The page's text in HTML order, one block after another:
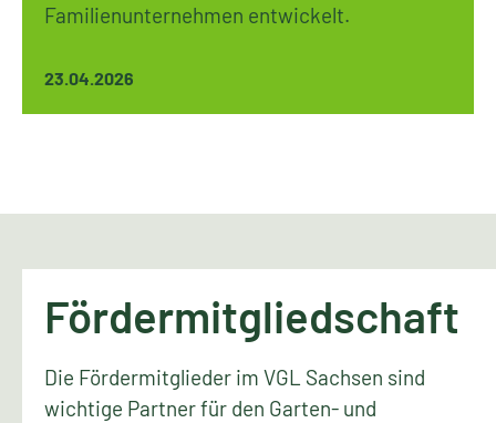
Familienunternehmen entwickelt.
23.04.2026
Fördermitgliedschaft
Die Fördermitglieder im VGL Sachsen sind
wichtige Partner für den Garten- und